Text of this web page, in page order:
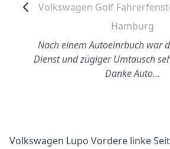
Volkswagen Golf
Hamburg
Nach einem Autoeinrbuch war
Dienst und zügiger Umtausch
Danke Auto…
Volkswagen Lupo Vordere linke